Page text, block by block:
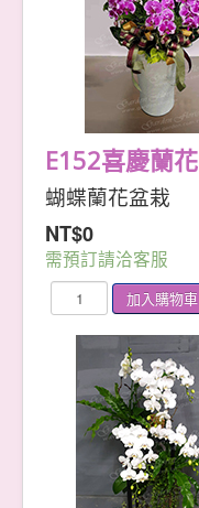
E152喜慶蘭花
蝴蝶蘭花盆栽
NT$0
需預訂請洽客服